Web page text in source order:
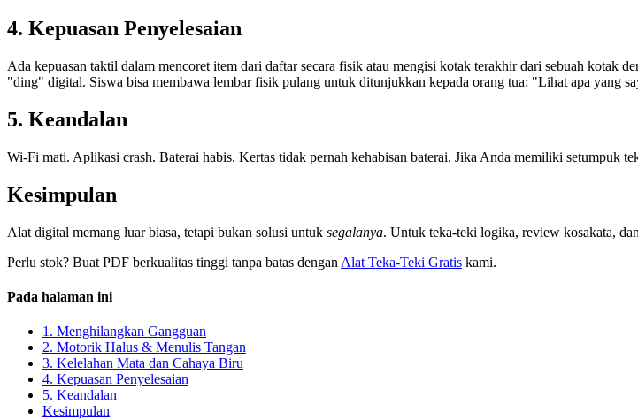
4. Kepuasan Penyelesaian
Ada kepuasan taktil dalam mencoret item dari daftar secara fisik atau mengisi kotak terakhir dari sebuah kotak
"ding" digital. Siswa bisa membawa lembar fisik pulang untuk ditunjukkan kepada orang tua: "Lihat apa yang
5. Keandalan
Wi-Fi mati. Aplikasi crash. Baterai habis. Kertas tidak pernah kehabisan baterai. Jika Anda memiliki setumpuk
Kesimpulan
Alat digital memang luar biasa, tetapi bukan solusi untuk segalanya. Untuk teka-teki logika, review kosakata,
Perlu stok? Buat PDF berkualitas tinggi tanpa batas dengan Alat Teka-Teki Gratis kami.
Pada halaman ini
1. Menghilangkan Gangguan
2. Motorik Halus & Menulis Tangan
3. Kelelahan Mata dan Cahaya Biru
4. Kepuasan Penyelesaian
5. Keandalan
Kesimpulan